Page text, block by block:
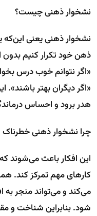
نشخوار ذهنی چیست؟
نشخوار ذهنی یعنی این‌که
ذهن خود تکرار کنیم بدون
«اگر نتوانم خوب درس
«اگر دیگران بهتر
هدر برود و احساس
چرا نشخوار ذهنی
این افکار باعث می‌شوند
کارهای مهم تمرکز کند.
می‌کند و می‌تواند منجر
شود. بنابراین شناخت و